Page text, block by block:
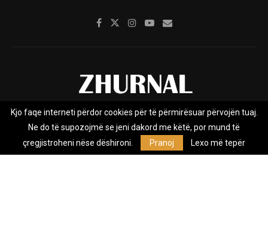
Rreth nesh Impresumi Marketing
Kontakt
Privacy Policy
Zhurnal.mk është Agjenci e Lajmeve e pavarur, e themeluar në vitin
Kjo faqe interneti përdor cookies për të përmirësuar përvojën tuaj.
Ne do të supozojmë se jeni dakord me këtë, por mund të
çregjistroheni nëse dëshironi.
Pranoj Lexo më tepër